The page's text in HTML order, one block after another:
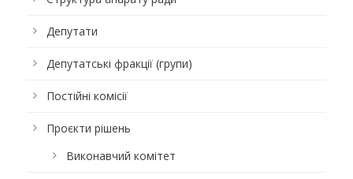
Депутати
Депутатські фракції (групи)
Постійні комісії
Проєкти рішень
Виконавчий комітет